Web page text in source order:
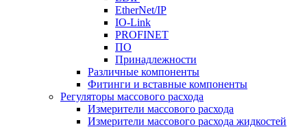
EtherNet/IP
IO-Link
PROFINET
ПО
Принадлежности
Различные компоненты
Фитинги и вставные компоненты
Регуляторы массового расхода
Измерители массового расхода
Измерители массового расхода жидкостей